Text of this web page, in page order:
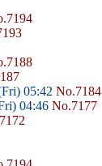
05:42 No.7184
04:46 No.7177